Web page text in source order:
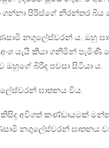
පිරිස්ගේ නිරන්තර බිය
නගුලේස්වරන් ය. ඔහු
යැයි කියා ගනිමින් පැමිණි
බිරිද පවසා සිටියා ය.
ඝාතනය විය.
අවිගත් කණ්ඩායමක්
නගුලේස්වරන් ඝාතනය